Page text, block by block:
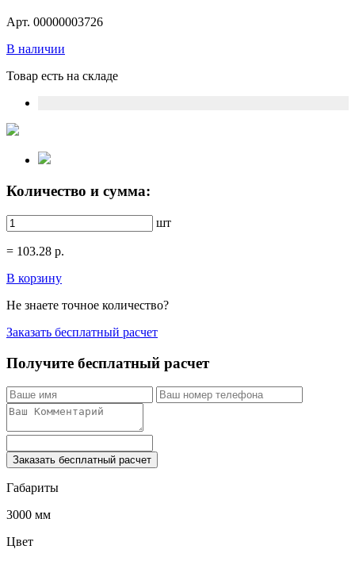
Арт. 00000003726
В наличии
Товар есть на складе
Количество и сумма:
шт
= 103.28 р.
В корзину
Не знаете точное количество?
Заказать бесплатный расчет
Получите бесплатный расчет
Заказать бесплатный расчет
Габариты
3000 мм
Цвет